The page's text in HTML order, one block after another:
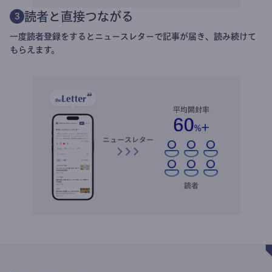
3 読者と直接つながる
一度読者登録をするとニュースレターで記事が届き、読み続けて
もらえます。